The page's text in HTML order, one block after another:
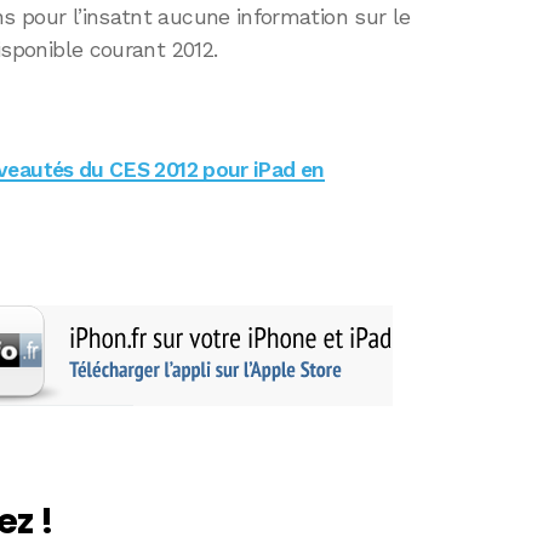
pour l’insatnt aucune information sur le
courant 2012.
du CES 2012 pour iPad en
!